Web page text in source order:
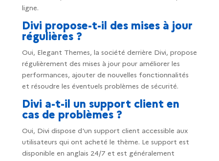
ligne.
Divi propose-t-il des mises à jour
régulières ?
Oui, Elegant Themes, la société derrière Divi, propose
régulièrement des mises à jour pour améliorer les
performances, ajouter de nouvelles fonctionnalités
et résoudre les éventuels problèmes de sécurité.
Divi a-t-il un support client en
cas de problèmes ?
Oui, Divi dispose d'un support client accessible aux
utilisateurs qui ont acheté le thème. Le support est
disponible en anglais 24/7 et est généralement